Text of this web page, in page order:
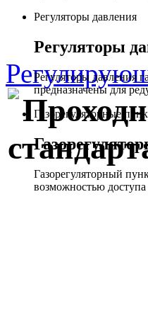
Регуляторы давления
Регуляторы
Регуляторы
предназначены для
Газорегуляторные
Газорегуляторный
возможностью